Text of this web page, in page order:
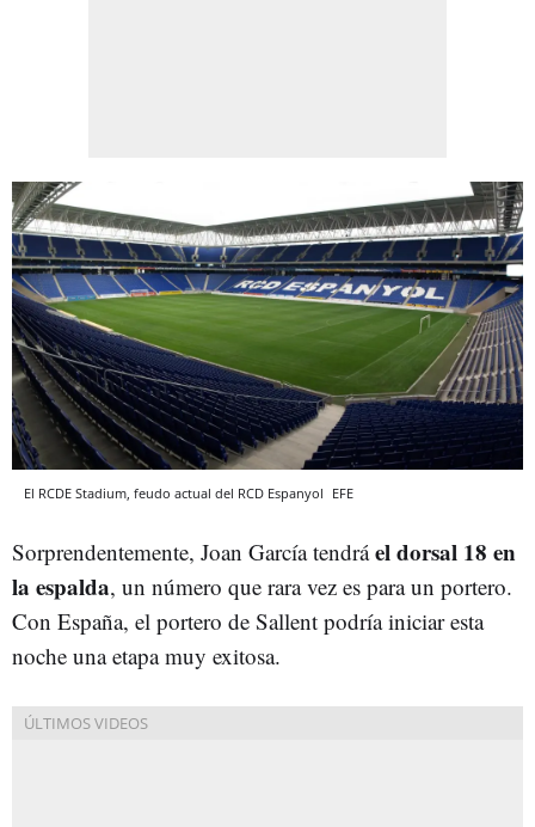
El RCDE Stadium, feudo actual del RCD Espanyol EFE
Sorprendentemente, Joan García tendráel dorsal 18 en
la espalda, un número que rara vez es para un portero.
Con España, el portero de Sallent podría iniciar esta
noche una etapa muy exitosa.